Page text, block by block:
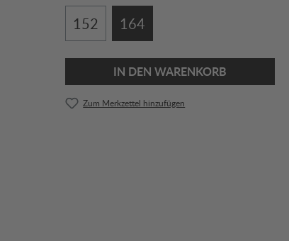
152 164
IN DEN WARENKORB
Zum Merkzettel hinzufügen